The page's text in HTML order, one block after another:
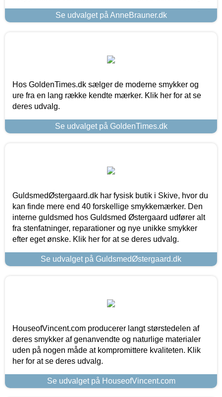
Se udvalget på AnneBrauner.dk
Hos GoldenTimes.dk sælger de moderne smykker og
ure fra en lang række kendte mærker. Klik her for at se
deres udvalg.
Se udvalget på GoldenTimes.dk
GuldsmedØstergaard.dk har fysisk butik i Skive, hvor du
kan finde mere end 40 forskellige smykkemærker. Den
interne guldsmed hos Guldsmed Østergaard udfører alt
fra stenfatninger, reparationer og nye unikke smykker
efter eget ønske. Klik her for at se deres udvalg.
Se udvalget på GuldsmedØstergaard.dk
HouseofVincent.com producerer langt størstedelen af
deres smykker af genanvendte og naturlige materialer
uden på nogen måde at kompromittere kvaliteten. Klik
her for at se deres udvalg.
Se udvalget på HouseofVincent.com